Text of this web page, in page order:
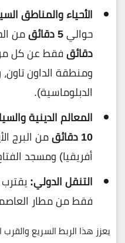
الأحياء والمناطق
حوالي5 دقائق من
دقائقفقط عن كل من
ومنطقة الداون
الدبلوماسية).
المعالم الدينية
10 دقائق
من البرج
أفريقيا) ومسجد
التنقل الدولي:
فقط من مطار
يعزز هذا الربط السريع